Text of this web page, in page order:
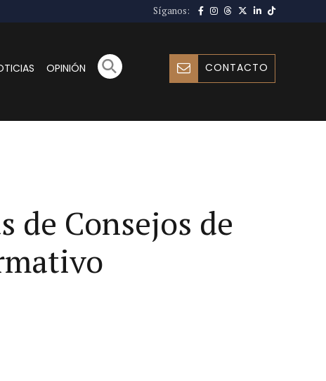
Síganos:
CONTACTO
OPINIÓN
de Consejos de